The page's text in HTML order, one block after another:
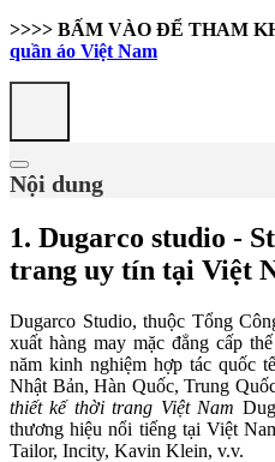
>>>> BẤM VÀO ĐỂ THAM
quần áo Việt Nam
Nội dung
1. Dugarco studio -
trang uy tín tại Việt
Dugarco Studio, thuộc Tổng
xuất hàng may mặc đẳng cấp
năm kinh nghiệm hợp tác quốc
Nhật Bản, Hàn Quốc, Trung
thiết kế thời trang Việt Nam
thương hiệu nổi tiếng tại Việt
Tailor, Incity, Kavin Klein, v.v.